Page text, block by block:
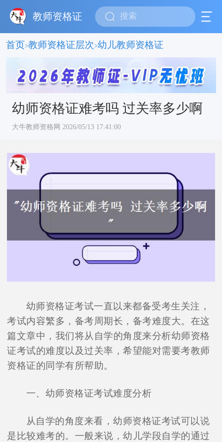
教师资格证
首页>教师资格证层次>幼儿教师资格证
幼师资格证难考吗 过关率多少啊
大牛教师资格网 2026/05/13 17:41:00
幼师资格证考试一直以来都备受考生关注，
考试内容繁多，备考周期长，备考难度大。在这
篇文章中，我们将从自学的角度来分析幼师资格
证考试的难度以及过关率，希望能对需要考教师
资格证的同学有所帮助。
一、幼师资格证考试难度分析
从自学的角度来看，幼师资格证考试可以说
是比较难考的。一般来说，幼儿学段自学的通过